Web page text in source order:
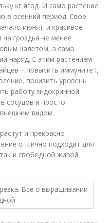
кг ягод. И само растение
в осенний период. Свое
июня), и красивое
гроздья не менее
налетом, а сама
наряд. С этим растением
– повысить иммунитет,
понизить уровень
работу эндокринной
сосудов и просто
видом.
и прекрасно
отлично подходит для
и свободной живой